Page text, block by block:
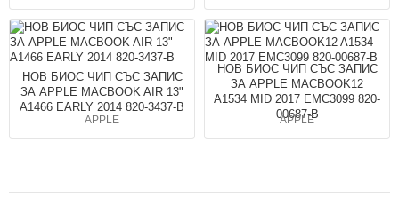
НОВ БИОС ЧИП СЪС ЗАПИС
ЗА APPLE MACBOOK AIR 13"
A1466 EARLY 2014 820-3437-B
APPLE
НОВ БИОС ЧИП СЪС ЗАПИС
ЗА APPLE MACBOOK12
A1534 MID 2017 EMC3099 820-
00687-B
APPLE